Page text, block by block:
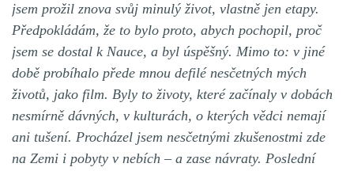
jsem prožil znova svůj minulý život, vlastně jen etapy.
Předpokládám, že to bylo proto, abych pochopil, proč
jsem se dostal k Nauce, a byl úspěšný. Mimo to: v jiné
době probíhalo přede mnou defilé nesčetných mých
životů, jako film. Byly to životy, které začínaly v dobách
nesmírně dávných, v kulturách, o kterých vědci nemají
ani tušení. Procházel jsem nesčetnými zkušenostmi zde
na Zemi i pobyty v nebích – a zase návraty. Poslední